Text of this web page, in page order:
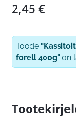
2,45 €
Toode
forell 400g" on